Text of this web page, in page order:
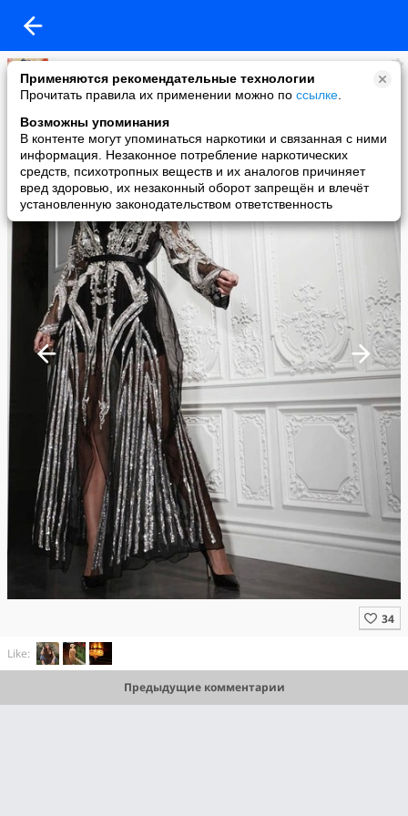
Применяются рекомендательные технологии
Прочитать правила их применении можно по ссылке
Возможны упоминания
В контенте могут упоминаться наркотики и связанная с ними
информация. Незаконное потребление наркотических
средств, психотропных веществ и их аналогов причиняет
вред здоровью, их незаконный оборот запрещён и влечёт
установленную законодательством ответственность
Современная Девушка
added a photo
03 Jan в 17:34
Like:
Предыдущие комментарии